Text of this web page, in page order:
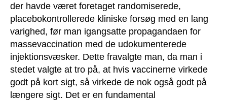
der havde været foretaget randomiserede,
placebokontrollerede kliniske forsøg med en lang
varighed, før man igangsatte propagandaen for
massevaccination med de udokumenterede
injektionsvæsker. Dette fravalgte man, da man i
stedet valgte at tro på, at hvis vaccinerne virkede
godt på kort sigt, så virkede de nok også godt på
længere sigt. Det er en fundamental